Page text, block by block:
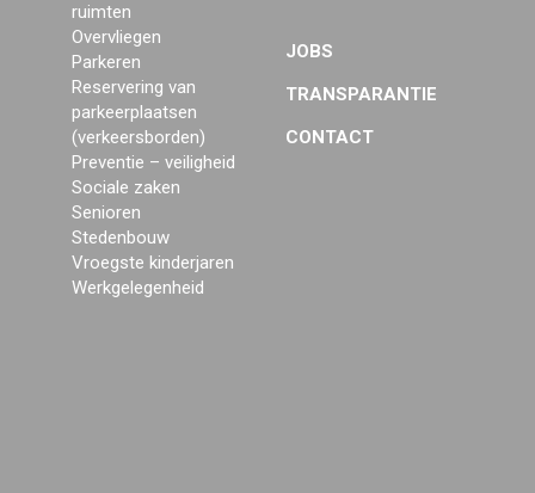
ruimten
Overvliegen
Parkeren
Reservering van
parkeerplaatsen
(verkeersborden)
Preventie – veiligheid
Sociale zaken
Senioren
Stedenbouw
Vroegste kinderjaren
Werkgelegenheid
JOBS
TRANSPARANTIE
CONTACT